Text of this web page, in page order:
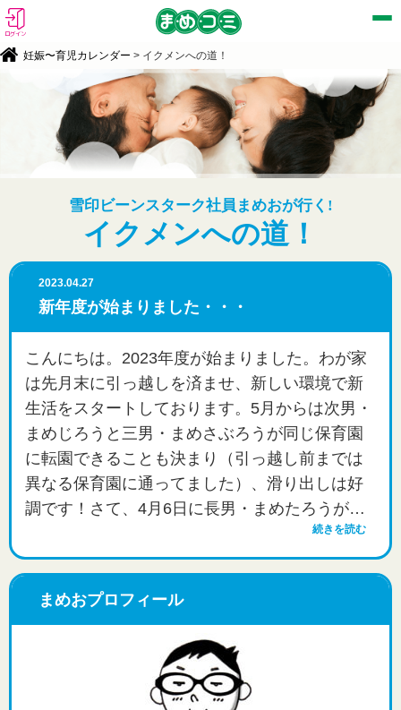
ログイン
妊娠〜育児カレンダー > イクメンへの道！
雪印ビーンスターク社員まめおが行く!
イクメンへの道！
2023.04.27
新年度が始まりました・・・
こんにちは。2023年度が始まりました。わが家
は先月末に引っ越しを済ませ、新しい環境で新
生活をスタートしております。5月からは次男・
まめじろうと三男・まめさぶろうが同じ保育園
に転園できることも決まり（引っ越し前までは
異なる保育園に通ってました）、滑り出しは好
調です！さて、4月6日に長男・まめたろうが…
続きを読む
まめおプロフィール